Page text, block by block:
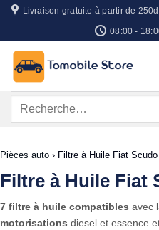
Passer
contenu
Livraison gratuite à partir de
08:00 -
Recherche
Pièces auto › Filtre à Huile Fiat
Filtre à Huile Fiat
7 filtre à huile compatibles avec
motorisations diesel et essence